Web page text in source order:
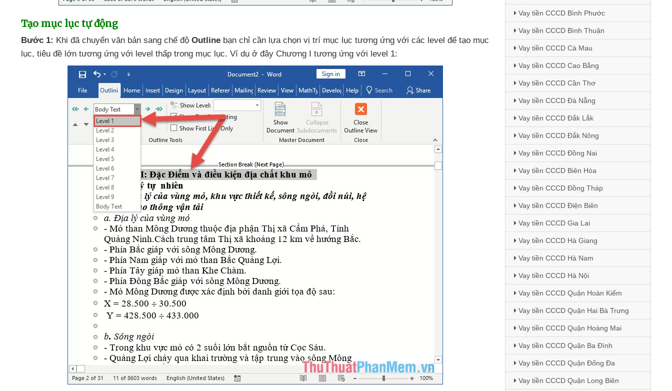
Tạo mục lục tự động
Bước 1: Khi đã chuyển văn bản sang chế độ Outline bạn chỉ cần lựa chọn vị trí mục lục tương ứng với các level để tạo mục
lục, tiêu đề lớn tương ứng với level thấp trong mục lục. Ví dụ ở đây Chương I tương ứng với level 1:
Vay tiền CCCD Bình Phước
Vay tiền CCCD Bình Thuận
Vay tiền CCCD Cà Mau
Vay tiền CCCD Cao Bằng
Vay tiền CCCD Cần Thơ
Vay tiền CCCD Đà Nẵng
Vay tiền CCCD Đắk Lắk
Vay tiền CCCD Đắk Nông
Vay tiền CCCD Đồng Nai
Vay tiền CCCD Biên Hòa
Vay tiền CCCD Đồng Tháp
Vay tiền CCCD Điện Biên
Vay tiền CCCD Gia Lai
Vay tiền CCCD Hà Giang
Vay tiền CCCD Hà Nam
Vay tiền CCCD Hà Nội
Vay tiền CCCD Quận Hoàn Kiếm
Vay tiền CCCD Quận Hai Bà Trưng
Vay tiền CCCD Quận Hoàng Mai
Vay tiền CCCD Quận Ba Đình
Vay tiền CCCD Quận Đống Đa
Vay tiền CCCD Quận Long Biên